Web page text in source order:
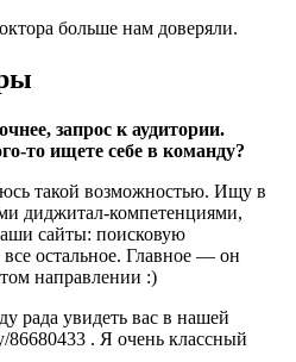
больше нам доверяли.
запрос к аудитории.
то ищете себе в команду?
такой возможностью. Ищу в
диджитал-компетенциями,
сайты: поисковую
остальное. Главное — он
направлении :)
рада увидеть вас в нашей
86680433 . Я очень классный